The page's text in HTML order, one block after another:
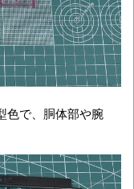
色で、胴体部や腕